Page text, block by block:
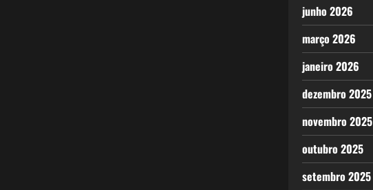
junho 2026
março 2026
janeiro 2026
dezembro 2025
novembro 2025
outubro 2025
setembro 2025